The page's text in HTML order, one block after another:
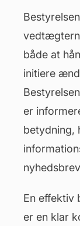
både at
initiere
er
betydning,
En effektiv
er en klar